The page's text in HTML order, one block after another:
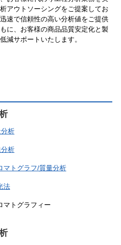
アウトソーシングをご提案してお
速で信頼性の高い分析値をご提供
に、お客様の商品品質安定化と製
減サポートいたします。
析
析
マトグラフ/質量分析
法
マトグラフィー